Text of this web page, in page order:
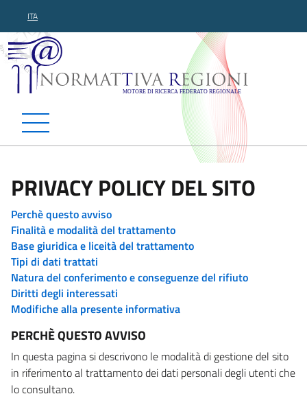
ITA
Normattiva Regioni -
PRIVACY POLICY DEL SITO
Perchè questo avviso
Finalità e modalità del trattamento
Base giuridica e liceità del trattamento
Tipi di dati trattati
Natura del conferimento e conseguenze del rifiuto
Diritti degli interessati
Modifiche alla presente informativa
PERCHÈ QUESTO AVVISO
In questa pagina si descrivono le modalità di gestione del sito
in riferimento al trattamento dei dati personali degli utenti che
lo consultano.